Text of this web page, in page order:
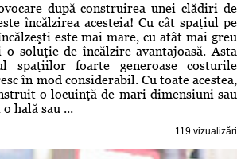
după construirea unei clădiri de
încălzirea acesteia! Cu cât spaţiul pe
este mai mare, cu atât mai greu
soluţie de încălzire avantajoasă. Asta
spaţiilor foarte generoase costurile
în mod considerabil. Cu toate acestea,
o locuinţă de mari dimensiuni sau
hală sau ...
119 vizualizări